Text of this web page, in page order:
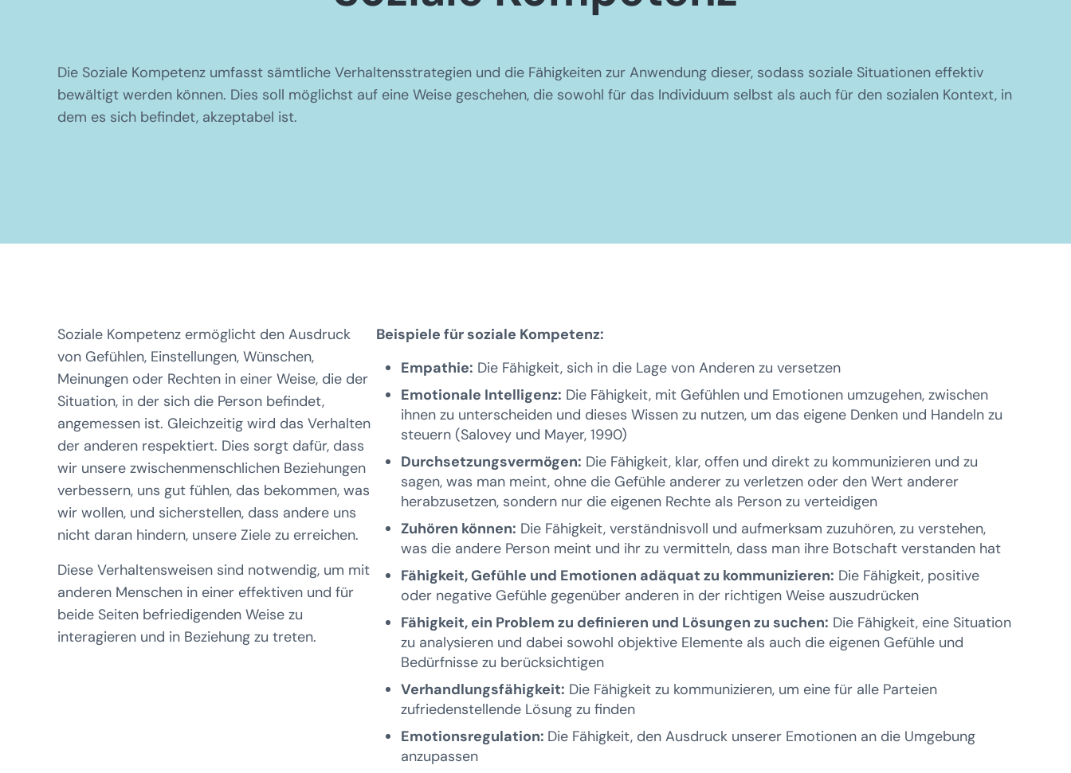
Die Soziale Kompetenz umfasst sämtliche Verhaltensstrategien und die Fähigkeiten zur Anwendung dieser, sodass soziale Situationen effektiv
bewältigt werden können. Dies soll möglichst auf eine Weise geschehen, die sowohl für das Individuum selbst als auch für den sozialen Kontext, in
dem es sich befindet, akzeptabel ist.
Soziale Kompetenz ermöglicht den Ausdruck
von Gefühlen, Einstellungen, Wünschen,
Meinungen oder Rechten in einer Weise, die der
Situation, in der sich die Person befindet,
angemessen ist. Gleichzeitig wird das Verhalten
der anderen respektiert. Dies sorgt dafür, dass
wir unsere zwischenmenschlichen Beziehungen
verbessern, uns gut fühlen, das bekommen, was
wir wollen, und sicherstellen, dass andere uns
nicht daran hindern, unsere Ziele zu erreichen.
Diese Verhaltensweisen sind notwendig, um mit
anderen Menschen in einer effektiven und für
beide Seiten befriedigenden Weise zu
interagieren und in Beziehung zu treten.
Beispiele für soziale Kompetenz:
Empathie: Die Fähigkeit, sich in die Lage von Anderen zu versetzen
Emotionale Intelligenz: Die Fähigkeit, mit Gefühlen und Emotionen umzugehen, zwischen
ihnen zu unterscheiden und dieses Wissen zu nutzen, um das eigene Denken und Handeln zu
steuern (Salovey und Mayer, 1990)
Durchsetzungsvermögen: Die Fähigkeit, klar, offen und direkt zu kommunizieren und zu
sagen, was man meint, ohne die Gefühle anderer zu verletzen oder den Wert anderer
herabzusetzen, sondern nur die eigenen Rechte als Person zu verteidigen
Zuhören können: Die Fähigkeit, verständnisvoll und aufmerksam zuzuhören, zu verstehen,
was die andere Person meint und ihr zu vermitteln, dass man ihre Botschaft verstanden hat
Fähigkeit, Gefühle und Emotionen adäquat zu kommunizieren: Die Fähigkeit, positive
oder negative Gefühle gegenüber anderen in der richtigen Weise auszudrücken
Fähigkeit, ein Problem zu definieren und Lösungen zu suchen: Die Fähigkeit, eine Situation
zu analysieren und dabei sowohl objektive Elemente als auch die eigenen Gefühle und
Bedürfnisse zu berücksichtigen
Verhandlungsfähigkeit: Die Fähigkeit zu kommunizieren, um eine für alle Parteien
zufriedenstellende Lösung zu finden
Emotionsregulation: Die Fähigkeit, den Ausdruck unserer Emotionen an die Umgebung
anzupassen